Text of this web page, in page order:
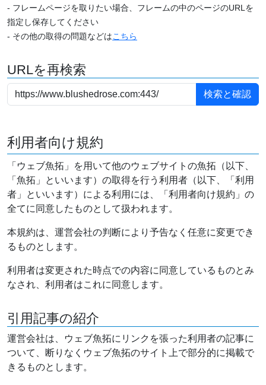
- フレームページを取りたい場合、フレームの中のページのURLを
指定し保存してください
- その他の取得の問題などはこちら
URLを再検索
利用者向け規約
「ウェブ魚拓」を用いて他のウェブサイトの魚拓（以下、
「魚拓」といいます）の取得を行う利用者（以下、「利用
者」といいます）による利用には、「利用者向け規約」の
全てに同意したものとして扱われます。
本規約は、運営会社の判断により予告なく任意に変更でき
るものとします。
利用者は変更された時点での内容に同意しているものとみ
なされ、利用者はこれに同意します。
引用記事の紹介
運営会社は、ウェブ魚拓にリンクを張った利用者の記事に
ついて、断りなくウェブ魚拓のサイト上で部分的に掲載で
きるものとします。